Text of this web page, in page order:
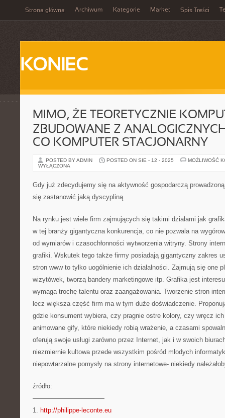
Strona główna Archiwum Kategorie Market Spis Treści
KONIEC
MIMO, ŻE TEORETYCZNIE
ZBUDOWANE Z
CO KOMPUTER STACJONARNY
POSTED BY ADMIN POSTED ON SIE - 12 - 2025
MOŻLIWOŚĆ
WYŁĄCZONA
Gdy już zdecydujemy się na aktywność gospodarczą
się zastanowić jaką dyscypliną
Na rynku jest wiele firm zajmujących się takimi działami jak
w tej branży gigantyczna konkurencja, co nie pozwala na
od wymiarów i czasochłonności wytworzenia witryny. Strony
grafiki. Wskutek tego także firmy posiadają gigantyczny zakres
stron www to tylko uogólnienie ich działalności. Zajmują się one
wizytówek, tworzą bandery marketingowe itp. Grafika jest
wymaga trochę talentu oraz zaangażowania. Tworzenie stron
lecz większa część firm ma w tym duże doświadczenie.
gdzie konsument wybiera, czy pragnie ostre kolory, czy wręcz
animowane gify, które niekiedy robią wrażenie, a czasami
oferują swoje usługi zarówno przez Internet, jak i w swoich
niezmiernie kultowa przede wszystkim pośród młodych
niepowtarzalne pomysły na strony internetowe- niekiedy
źródło:
———————————
1. http://philippe-leconte.eu